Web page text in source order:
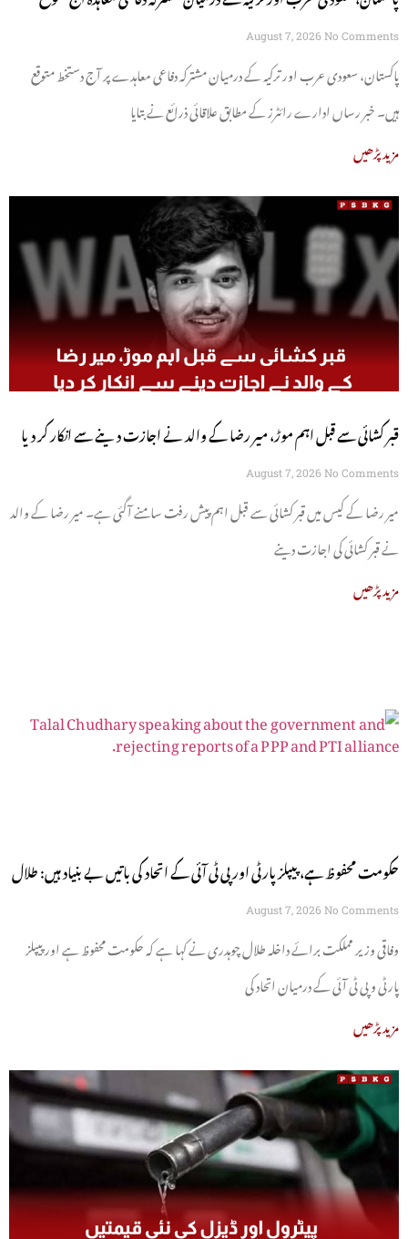
August 7, 2026 No Comments
پاکستان، سعودی عرب اور ترکیہ کے درمیان مشترکہ دفاعی معاہدے پر آج دستخط متوقع
ہیں۔ خبر رساں ادارے رائٹرز کے مطابق علاقائی ذرائع نے بتایا
مزید پڑھیں
قبر کشائی سے قبل اہم موڑ، میر رضا کے والد نے اجازت دینے سے انکار کر دیا
August 7, 2026 No Comments
میر رضا کے کیس میں قبر کشائی سے قبل اہم پیش رفت سامنے آگئی ہے۔ میر رضا کے والد
نے قبر کشائی کی اجازت دینے
مزید پڑھیں
حکومت محفوظ ہے، پیپلز پارٹی اور پی ٹی آئی کے اتحاد کی باتیں بے بنیاد ہیں: طلال
چوہدری
August 7, 2026 No Comments
وفاقی وزیر مملکت برائے داخلہ طلال چوہدری نے کہا ہے کہ حکومت محفوظ ہے اور پیپلز
پارٹی و پی ٹی آئی کے درمیان اتحاد کی
مزید پڑھیں